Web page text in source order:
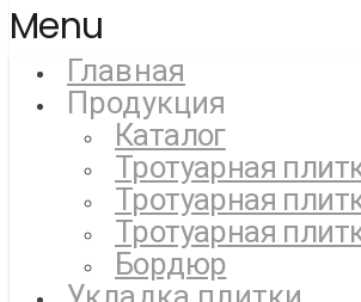
Menu
Главная
Продукция
Каталог
Тротуарная
Тротуарная
Тротуарная
Бордюр